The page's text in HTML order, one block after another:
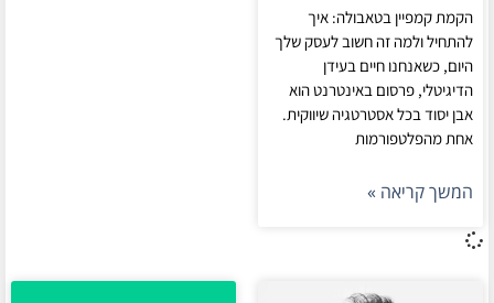
הקמת קמפיין בטאבולה: איך
להתחיל ולמה זה חשוב לעסק שלך
היום, כשאנחנו חיים בעידן
הדיגיטלי, פרסום באינטרנט הוא
אבן יסוד בכל אסטרטגיה שיווקית.
אחת מהפלטפורמות
המשך קריאה »